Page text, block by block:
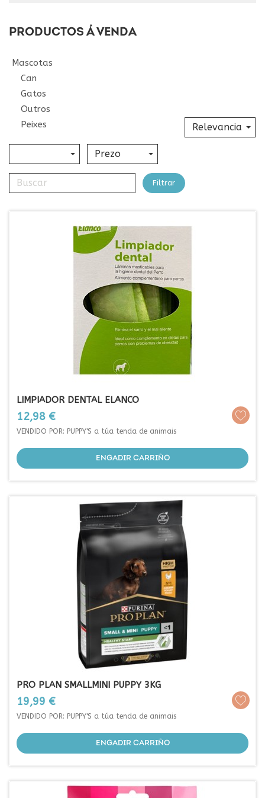
PRODUCTOS Á VENDA
Mascotas
Can
Gatos
Outros
Peixes
Prezo
Relevancia
Filtrar
LIMPIADOR DENTAL ELANCO
Prezo
12,98 €
VENDIDO POR: PUPPY'S a túa tenda de animais
ENGADIR CARRIÑO
PRO PLAN SMALLMINI PUPPY 3KG
Prezo
19,99 €
VENDIDO POR: PUPPY'S a túa tenda de animais
ENGADIR CARRIÑO